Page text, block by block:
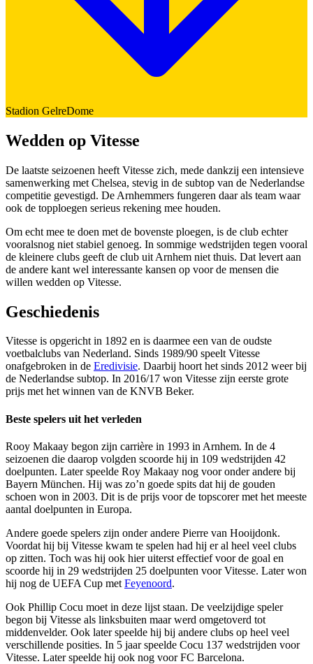
Stadion GelreDome
Wedden op Vitesse
De laatste seizoenen heeft Vitesse zich, mede dankzij een intensieve
samenwerking met Chelsea, stevig in de subtop van de Nederlandse
competitie gevestigd. De Arnhemmers fungeren daar als team waar
ook de topploegen serieus rekening mee houden.
Om echt mee te doen met de bovenste ploegen, is de club echter
vooralsnog niet stabiel genoeg. In sommige wedstrijden tegen vooral
de kleinere clubs geeft de club uit Arnhem niet thuis. Dat levert aan
de andere kant wel interessante kansen op voor de mensen die
willen wedden op Vitesse.
Geschiedenis
Vitesse is opgericht in 1892 en is daarmee een van de oudste
voetbalclubs van Nederland. Sinds 1989/90 speelt Vitesse
onafgebroken in de Eredivisie. Daarbij hoort het sinds 2012 weer bij
de Nederlandse subtop. In 2016/17 won Vitesse zijn eerste grote
prijs met het winnen van de KNVB Beker.
Beste spelers uit het verleden
Rooy Makaay begon zijn carrière in 1993 in Arnhem. In de 4
seizoenen die daarop volgden scoorde hij in 109 wedstrijden 42
doelpunten. Later speelde Roy Makaay nog voor onder andere bij
Bayern München. Hij was zo’n goede spits dat hij de gouden
schoen won in 2003. Dit is de prijs voor de topscorer met het meeste
aantal doelpunten in Europa.
Andere goede spelers zijn onder andere Pierre van Hooijdonk.
Voordat hij bij Vitesse kwam te spelen had hij er al heel veel clubs
op zitten. Toch was hij ook hier uiterst effectief voor de goal en
scoorde hij in 29 wedstrijden 25 doelpunten voor Vitesse. Later won
hij nog de UEFA Cup met Feyenoord.
Ook Phillip Cocu moet in deze lijst staan. De veelzijdige speler
begon bij Vitesse als linksbuiten maar werd omgetoverd tot
middenvelder. Ook later speelde hij bij andere clubs op heel veel
verschillende posities. In 5 jaar speelde Cocu 137 wedstrijden voor
Vitesse. Later speelde hij ook nog voor FC Barcelona.